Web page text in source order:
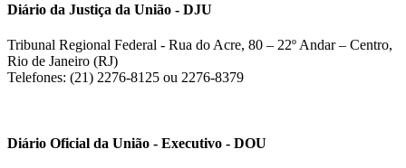
Diário da Justiça da União - DJU
Tribunal Regional Federal - Rua do Acre, 80 – 22º Andar – Centro,
Rio de Janeiro (RJ)
Telefones: (21) 2276-8125 ou 2276-8379
Diário Oficial da União - Executivo - DOU